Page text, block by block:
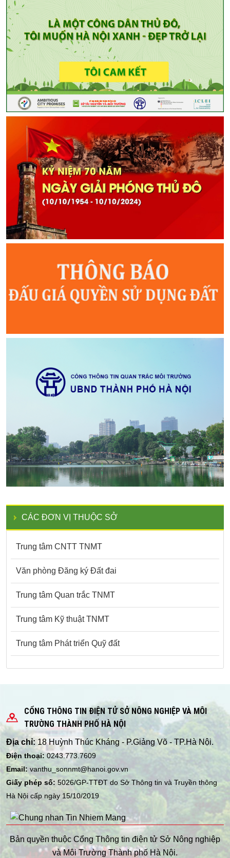
CÁC ĐƠN VỊ THUỘC SỞ
Trung tâm CNTT TNMT
Văn phòng Đăng ký Đất đai
Trung tâm Quan trắc TNMT
Trung tâm Kỹ thuật TNMT
Trung tâm Phát triển Quỹ đất
CỔNG THÔNG TIN ĐIỆN TỬ SỞ NÔNG NGHIỆP VÀ MÔI
TRƯỜNG THÀNH PHỐ HÀ NỘI
Địa chỉ: 18 Huỳnh Thúc Kháng - P.Giảng Võ - TP.Hà Nội.
Điện thoại: 0243.773.7609
Email: vanthu_sonnmt@hanoi.gov.vn
Giấy phép số: 5026/GP-TTĐT do Sở Thông tin và Truyền thông
Hà Nội cấp ngày 15/10/2019
Bản quyền thuộc Cổng Thông tin điện tử Sở Nông nghiệp
và Môi Trường Thành phố Hà Nội.